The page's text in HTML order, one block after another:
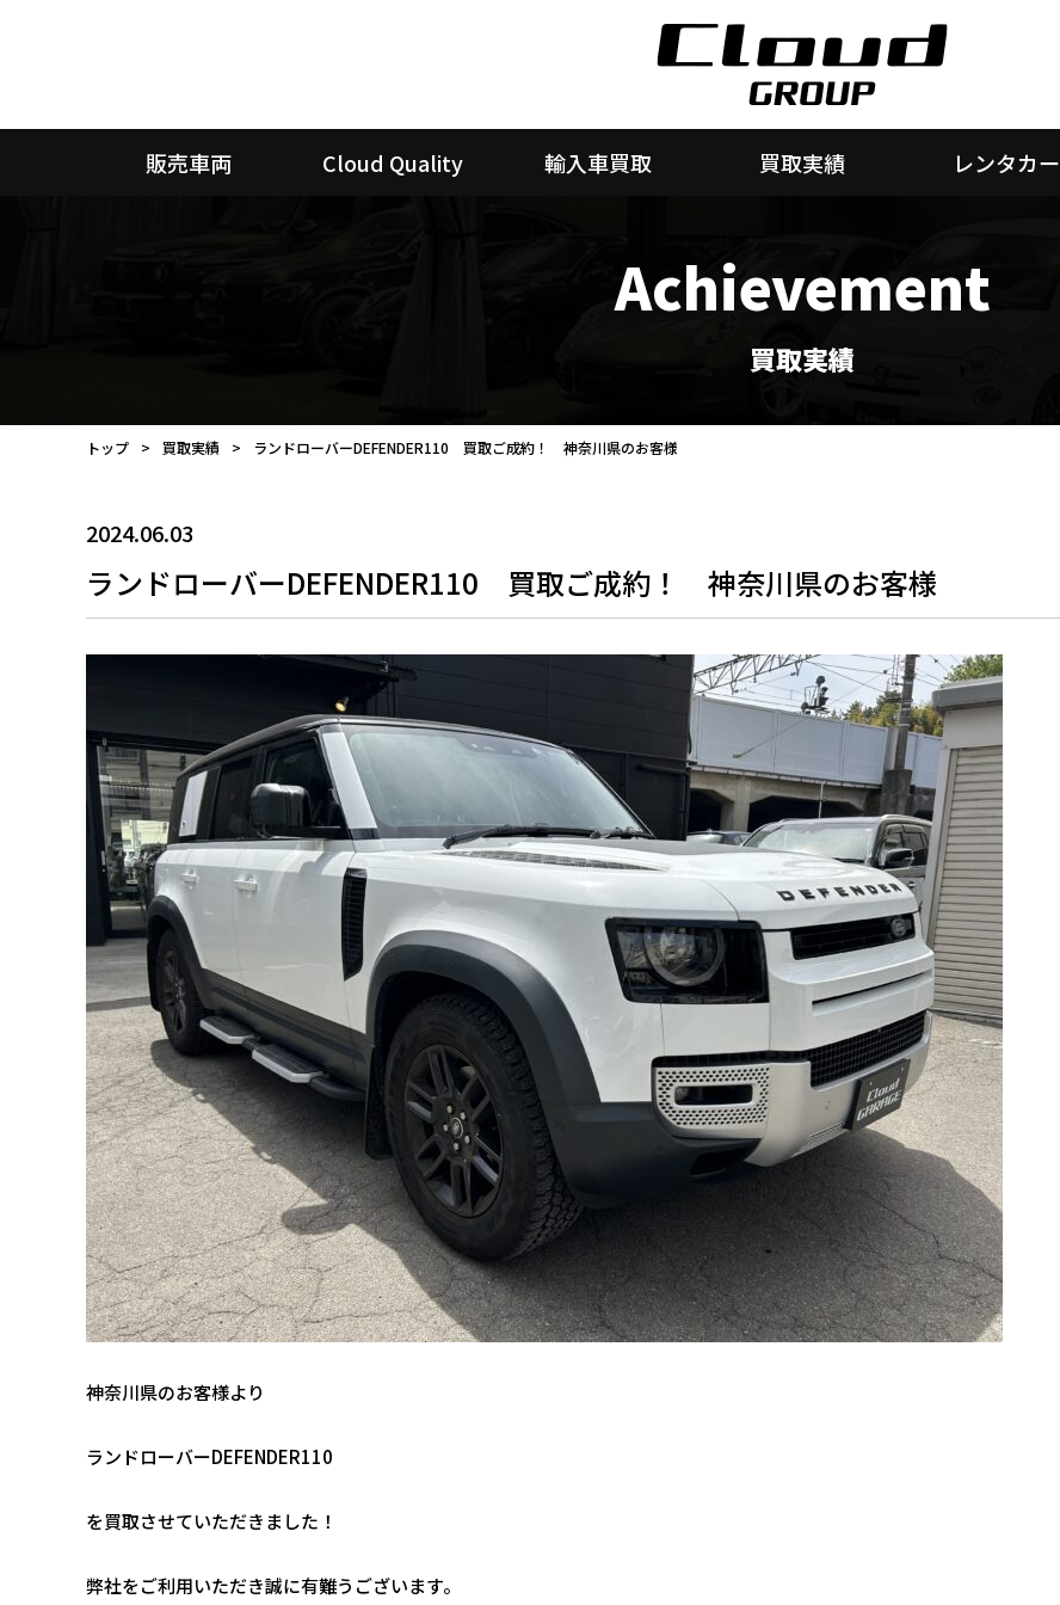
販売車両 Cloud Quality 輸入車買取 買取実績 レンタカー
Achievement
買取実績
トップ 買取実績 ランドローバーDEFENDER110 買取ご成約！ 神奈川県のお客様
2024.06.03
ランドローバーDEFENDER110 買取ご成約！ 神奈川県のお客様
神奈川県のお客様より
ランドローバーDEFENDER110
を買取させていただきました！
弊社をご利用いただき誠に有難うございます。